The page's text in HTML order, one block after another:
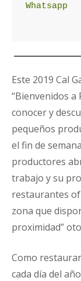
Whatsapp
Este 2019 Cal
“Bienvenidos a
conocer y
pequeños
el fin de
productores
trabajo y su
restaurantes
zona que
proximidad”
Como
cada día del